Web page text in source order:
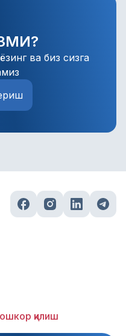
ва биз сизга
қилиш